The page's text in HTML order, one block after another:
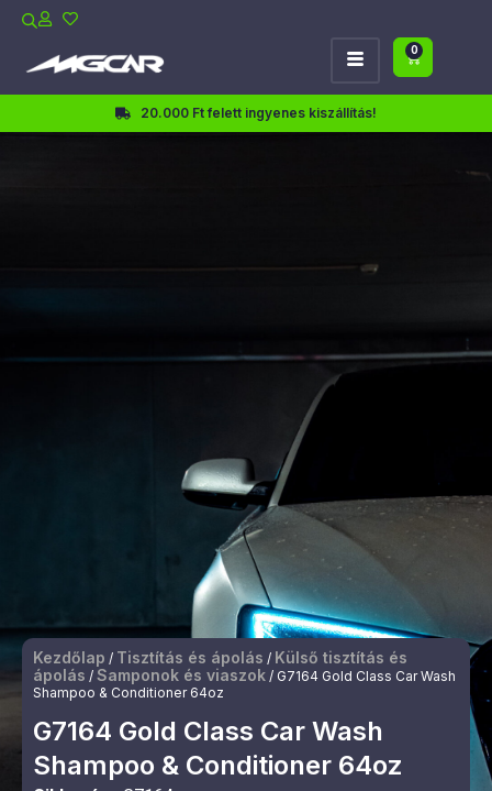
0
20.000 Ft felett ingyenes kiszállítás!
Kezdőlap / Tisztítás és ápolás / Külső tisztítás és
ápolás / Samponok és viaszok / G7164 Gold Class Car Wash
Shampoo & Conditioner 64oz
G7164 Gold Class Car Wash
Shampoo & Conditioner 64oz